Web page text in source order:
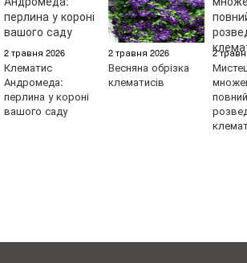
2 травня 2026
Клематис
Андромеда:
перлина у короні
вашого саду
2 травня 2026
Весняна обрізка
клематисів
2
повний